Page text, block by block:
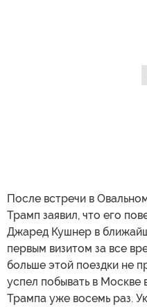
После встречи в
Трамп заявил, что его
Джаред Кушнер в
первым визитом за все
больше этой поездки не
успел побывать в Москве
Трампа уже восемь раз.